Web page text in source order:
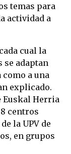
temas para
actividad a
cual la
se adaptan
como a una
explicado.
Euskal Herria
centros
la UPV de
en grupos